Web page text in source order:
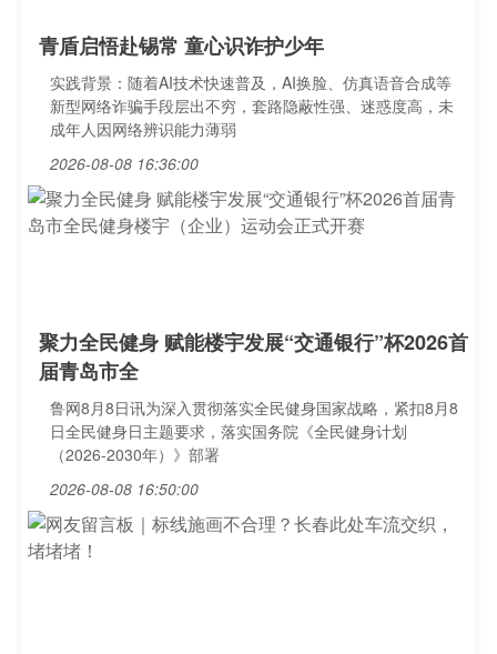
青盾启悟赴锡常 童心识诈护少年
实践背景：随着AI技术快速普及，AI换脸、仿真语音合成等
新型网络诈骗手段层出不穷，套路隐蔽性强、迷惑度高，未
成年人因网络辨识能力薄弱
2026-08-08 16:36:00
聚力全民健身 赋能楼宇发展“交通银行”杯2026首
届青岛市全
鲁网8月8日讯为深入贯彻落实全民健身国家战略，紧扣8月8
日全民健身日主题要求，落实国务院《全民健身计划
（2026-2030年）》部署
2026-08-08 16:50:00